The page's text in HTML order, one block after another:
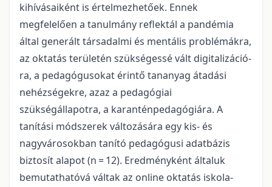
kihívásaiként is értelmezhetőek. Ennek
megfelelően a tanulmány reflektál a pandémia
által generált társadalmi és mentális problémákra,
az oktatás területén szükségessé vált digitalizáció­
ra, a pedagógusokat érintő tananyag átadási
nehézségekre, azaz a pedagógiai
szükségállapotra, a karanténpedagógiára. A
tanítási módszerek változására egy kis- és
nagyvárosokban tanító pedagógusi adatbázis
biztosít alapot (n = 12). Eredményként általuk
bemutathatóvá váltak az online oktatás iskola-